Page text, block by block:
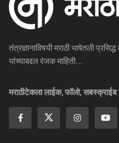
तंत्रज्ञानाविषयी मराठी भाषेतली
यांच्याबद्दल रंजक माहिती...
मराठीटेकला लाईक, फॉलो, सबस्क्राईब